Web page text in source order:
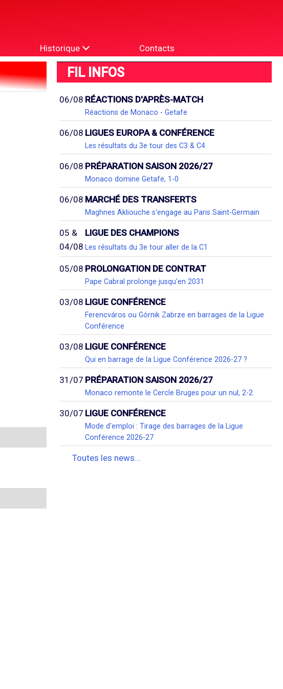
Historique Contacts
FIL INFOS
06/08 RÉACTIONS D'APRÈS-MATCH
Réactions de Monaco - Getafe
06/08 LIGUES EUROPA & CONFÉRENCE
Les résultats du 3e tour des C3 & C4
06/08 PRÉPARATION SAISON 2026/27
Monaco domine Getafe, 1-0
06/08 MARCHÉ DES TRANSFERTS
Maghnes Akliouche s'engage au Paris Saint-Germain
05 &
04/08
LIGUE DES CHAMPIONS
Les résultats du 3e tour aller de la C1
05/08 PROLONGATION DE CONTRAT
Pape Cabral prolonge jusqu'en 2031
03/08 LIGUE CONFÉRENCE
Ferencváros ou Górnik Zabrze en barrages de la Ligue
Conférence
03/08 LIGUE CONFÉRENCE
Qui en barrage de la Ligue Conférence 2026-27 ?
31/07 PRÉPARATION SAISON 2026/27
Monaco remonte le Cercle Bruges pour un nul, 2-2
30/07 LIGUE CONFÉRENCE
Mode d'emploi : Tirage des barrages de la Ligue
Conférence 2026-27
Toutes les news...